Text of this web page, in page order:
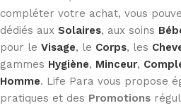
compléter votre achat, vous
dédiés aux Solaires, aux soins
pour le Visage, le Corps, les
gammes Hygiène, Minceur,
Homme. Life Para vous propose
pratiques et des Promotions